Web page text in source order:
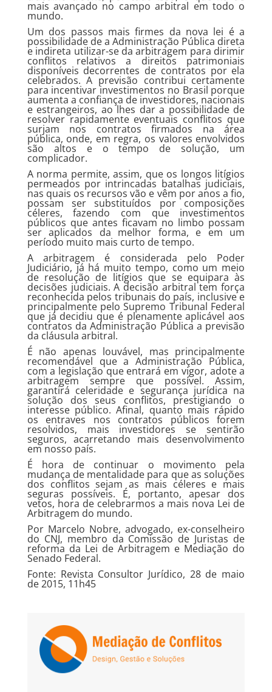
mais avançado no campo arbitral em todo o
mundo.
Um dos passos mais firmes da nova lei é a
possibilidade de a Administração Pública direta
e indireta utilizar-se da arbitragem para dirimir
conflitos relativos a direitos patrimoniais
disponíveis decorrentes de contratos por ela
celebrados. A previsão contribui certamente
para incentivar investimentos no Brasil porque
aumenta a confiança de investidores, nacionais
e estrangeiros, ao lhes dar a possibilidade de
resolver rapidamente eventuais conflitos que
surjam nos contratos firmados na área
pública, onde, em regra, os valores envolvidos
são altos e o tempo de solução, um
complicador.
A norma permite, assim, que os longos litígios
permeados por intrincadas batalhas judiciais,
nas quais os recursos vão e vêm por anos a fio,
possam ser substituídos por composições
céleres, fazendo com que investimentos
públicos que antes ficavam no limbo possam
ser aplicados da melhor forma, e em um
período muito mais curto de tempo.
A arbitragem é considerada pelo Poder
Judiciário, já há muito tempo, como um meio
de resolução de litígios que se equipara às
decisões judiciais. A decisão arbitral tem força
reconhecida pelos tribunais do país, inclusive e
principalmente pelo Supremo Tribunal Federal
que já decidiu que é plenamente aplicável aos
contratos da Administração Pública a previsão
da cláusula arbitral.
É não apenas louvável, mas principalmente
recomendável que a Administração Pública,
com a legislação que entrará em vigor, adote a
arbitragem sempre que possível. Assim,
garantirá celeridade e segurança jurídica na
solução dos seus conflitos, prestigiando o
interesse público. Afinal, quanto mais rápido
os entraves nos contratos públicos forem
resolvidos, mais investidores se sentirão
seguros, acarretando mais desenvolvimento
em nosso país.
É hora de continuar o movimento pela
mudança de mentalidade para que as soluções
dos conflitos sejam as mais céleres e mais
seguras possíveis. É, portanto, apesar dos
vetos, hora de celebrarmos a mais nova Lei de
Arbitragem do mundo.
Por Marcelo Nobre, advogado, ex-conselheiro
do CNJ, membro da Comissão de Juristas de
reforma da Lei de Arbitragem e Mediação do
Senado Federal.
Fonte: Revista Consultor Jurídico, 28 de maio
de 2015, 11h45